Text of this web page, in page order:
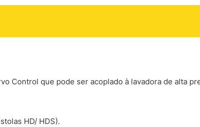
Control que pode ser acoplado à lavadora de alta
HD/ HDS).